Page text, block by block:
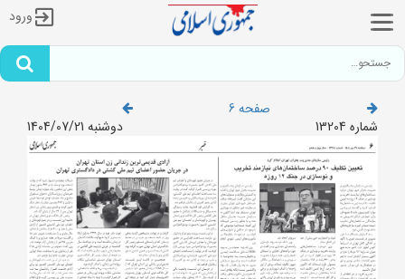
ورود
صفحه 6
شماره 13204
دوشنبه 1404/07/21